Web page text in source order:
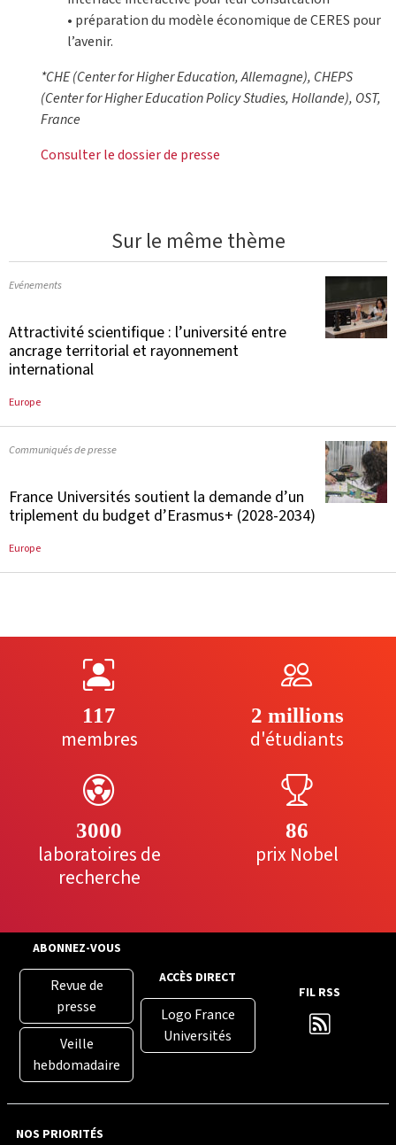
• préparation du modèle économique de CERES pour
l’avenir.
*CHE (Center for Higher Education, Allemagne), CHEPS
(Center for Higher Education Policy Studies, Hollande), OST,
France
Consulter le dossier de presse
Sur le même thème
Evénements
Attractivité scientifique : l’université entre
ancrage territorial et rayonnement
international
Europe
Communiqués de presse
France Universités soutient la demande d’un
triplement du budget d’Erasmus+ (2028-2034)
Europe
117
membres
2 millions
d'étudiants
3000
laboratoires de
recherche
86
prix Nobel
ABONNEZ-VOUS
Revue de
presse
Veille
hebdomadaire
ACCÈS DIRECT
Logo France
Universités
FIL RSS
NOS PRIORITÉS